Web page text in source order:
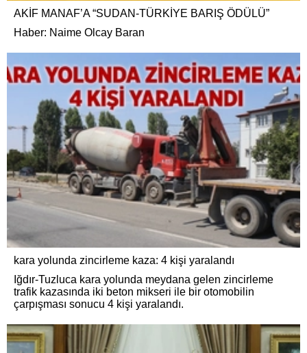
AKİF MANAF’A “SUDAN-TÜRKİYE BARIŞ ÖDÜLÜ”
Haber: Naime Olcay Baran
kara yolunda zincirleme kaza: 4 kişi yaralandı
Iğdır-Tuzluca kara yolunda meydana gelen zincirleme
trafik kazasında iki beton mikseri ile bir otomobilin
çarpışması sonucu 4 kişi yaralandı.